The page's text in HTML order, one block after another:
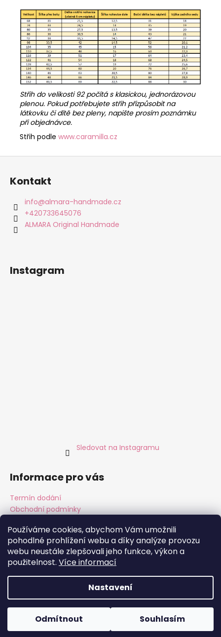
Používáme cookies, abychom Vám umožnili
pohodlné prohlížení webu a díky analýze provozu
webu neustále zlepšovali jeho funkce, výkon a
použitelnost. Více informací
Nastavení
Odmítnout Souhlasím
Střih do velikosti 92 počítá s klasickou, jednorázovou
plenou. Pokud potřebujete střih přizpůsobit na
látkovku či dítě bez pleny, napište prosím poznámku
při objednávce.
Střih podle www.caramilla.cz
Kontakt
info@almara-handmade.cz
+420733645076
ALMARA Original Handmade
Instagram
Sledovat na Instagramu
Informace pro vás
Termín dodání
Obchodní podmínky
Instagram Facebook
Copyright 2026ALMARA Original Handmade. Všechna
práva vyhrazena.